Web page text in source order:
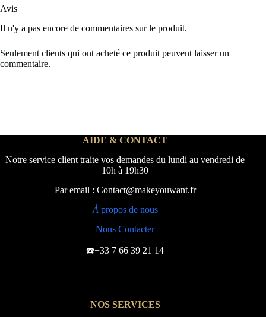
Avis
Il n'y a pas encore de commentaires sur le produit.
Seulement clients qui ont acheté ce produit peuvent laisser un
commentaire.
AIDE & CONTACT
Notre service client traite vos demandes du lundi au vendredi de
10h à 19h30
Par email : Contact@makeyouwant.fr
À propos de nous
Nous Contacter
☎️+33 7 66 39 21 14
NOS SERVICES